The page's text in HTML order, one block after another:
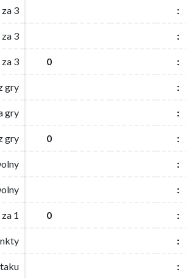
3 :
3 :
3 0 :
gry :
gry :
gry 0 :
:
:
1 0 :
:
:
3 :
3 :
3 0 :
gry :
gry :
gry 0 :
:
:
1 0 :
:
: